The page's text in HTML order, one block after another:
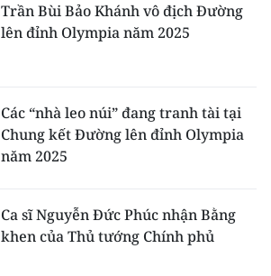
Trần Bùi Bảo Khánh vô địch Đường
lên đỉnh Olympia năm 2025
Các “nhà leo núi” đang tranh tài tại
Chung kết Đường lên đỉnh Olympia
năm 2025
Ca sĩ Nguyễn Đức Phúc nhận Bằng
khen của Thủ tướng Chính phủ